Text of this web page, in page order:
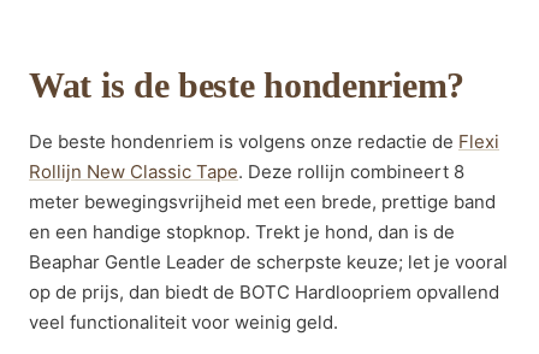
Wat is de beste hondenriem?
De beste hondenriem is volgens onze redactie de Flexi
Rollijn New Classic Tape. Deze rollijn combineert 8
meter bewegingsvrijheid met een brede, prettige band
en een handige stopknop. Trekt je hond, dan is de
Beaphar Gentle Leader de scherpste keuze; let je vooral
op de prijs, dan biedt de BOTC Hardloopriem opvallend
veel functionaliteit voor weinig geld.